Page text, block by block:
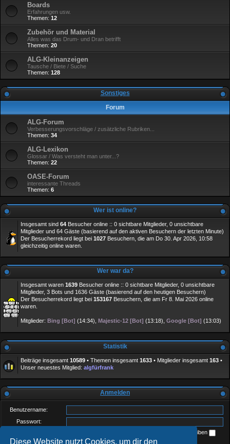
Diese Website nutzt Cookies, um dir den
Boards
Erfahrungen usw.
Themen: 12
Zubehör und Material
Alles was das Drum- und Dran betrifft
Themen: 20
ALG-Kleinanzeigen
Tausche / Biete / Suche
Themen: 128
Sonstiges
Forum
ALG-Forum
Verbesserungsvorschläge / zusätzliche Rubriken...
Themen: 34
ALG-Lexikon
Glossar / Was versteht man unter...?
Themen: 22
OASE-Forum
interessante Threads
Themen: 6
Wer ist online?
Insgesamt sind 64 Besucher online :: 0 sichtbare Mitglieder, 0 unsichtbare
Mitglieder und 64 Gäste (basierend auf den aktiven Besuchern der letzten Minute)
Der Besucherrekord liegt bei 1027 Besuchern, die am Do 30. Apr 2026, 10:58
gleichzeitig online waren.
Wer war da?
Insgesamt waren 1639 Besucher online :: 0 sichtbare Mitglieder, 0 unsichtbare
Mitglieder, 3 Bots und 1636 Gäste (basierend auf den heutigen Besuchern)
Der Besucherrekord liegt bei 153167 Besuchern, die am Fr 8. Mai 2026 online
waren.
Mitglieder: Bing [Bot] (14:34), Majestic-12 [Bot] (13:18), Google [Bot] (13:03)
Statistik
Beiträge insgesamt 10589 • Themen insgesamt 1633 • Mitglieder insgesamt 163 •
Unser neuestes Mitglied: algfürfrank
Anmelden
Benutzername:
Passwort:
Angemeldet bleiben